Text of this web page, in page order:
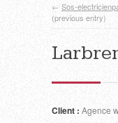
← Sos-
(previous entry)
Client : Agence